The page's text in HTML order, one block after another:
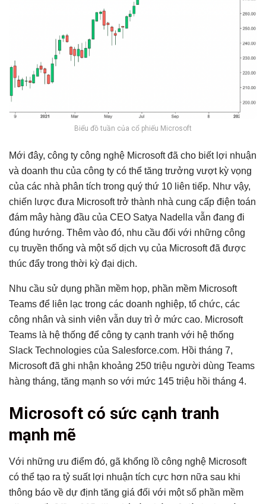
Biểu đồ tuần của cổ phiếu Microsoft
Mới đây, công ty công nghệ Microsoft đã cho biết lợi nhuận
và doanh thu của công ty có thể tăng trưởng vượt kỳ vọng
của các nhà phân tích trong quý thứ 10 liên tiếp. Như vậy,
chiến lược đưa Microsoft trở thành nhà cung cấp điện toán
đám mây hàng đầu của CEO Satya Nadella vẫn đang đi
đúng hướng. Thêm vào đó, nhu cầu đối với những công
cụ truyền thống và một số dịch vụ của Microsoft đã được
thúc đẩy trong thời kỳ đại dịch.
Nhu cầu sử dụng phần mềm họp, phần mềm Microsoft
Teams để liên lạc trong các doanh nghiệp, tổ chức, các
công nhân và sinh viên vẫn duy trì ở mức cao. Microsoft
Teams là hệ thống để công ty cạnh tranh với hệ thống
Slack Technologies của Salesforce.com. Hồi tháng 7,
Microsoft đã ghi nhận khoảng 250 triệu người dùng Teams
hàng tháng, tăng mạnh so với mức 145 triệu hồi tháng 4.
Microsoft có sức cạnh tranh
mạnh mẽ
Với những ưu điểm đó, gã khổng lồ công nghệ Microsoft
có thể tạo ra tỷ suất lợi nhuận tích cực hơn nữa sau khi
thông báo về dự định tăng giá đối với một số phần mềm